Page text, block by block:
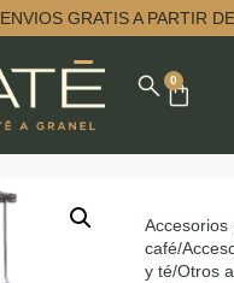
ENVIOS GRATIS A PARTIR
0
Accesorios
café/
y té/Otros